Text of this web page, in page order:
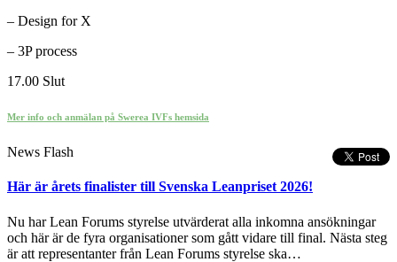
– Design for X
– 3P process
17.00 Slut
Mer info och anmälan på Swerea IVFs hemsida
News Flash
Här är årets finalister till Svenska Leanpriset 2026!
Nu har Lean Forums styrelse utvärderat alla inkomna ansökningar
och här är de fyra organisationer som gått vidare till final. Nästa steg
är att representanter från Lean Forums styrelse ska…